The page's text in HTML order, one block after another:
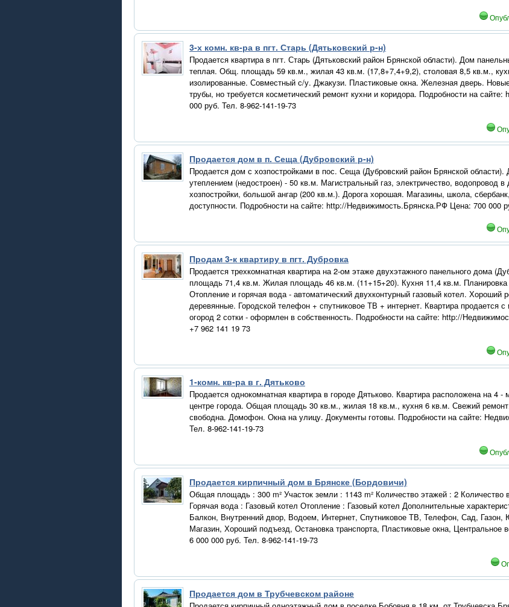
3-х комн. кв-ра в пгт. Старь (Дятьковский р-н)
Продается квартира в пгт. Старь (Дятьковский район Брянской области). Дом
теплая. Общ. площадь 59 кв.м., жилая 43 кв.м. (17,8+7,4+9,2), столовая 8,5 кв.м.,
изолированные. Совместный с/у. Джакузи. Пластиковые окна. Железная дверь.
трубы, но требуется косметический ремонт кухни и коридора. Подробности на
000 руб. Тел. 8-962-141-19-73
Продается дом в п. Сеща (Дубровский р-н)
Продается дом с хозпостройками в пос. Сеща (Дубровский район Брянской
утеплением (недостроен) - 50 кв.м. Магистральный газ, электричество, водопровод в
хозпостройки, большой ангар (200 кв.м.). Дорога хорошая. Магазины, школа,
доступности. Подробности на сайте: http://Недвижимость.Брянска.РФ Цена: 700 000
Продам 3-к квартиру в пгт. Дубровка
Продается трехкомнатная квартира на 2-ом этаже двухэтажного панельного дома
площадь 71,4 кв.м. Жилая площадь 46 кв.м. (11+15+20). Кухня 11,4 кв.м.
Отопление и горячая вода - автоматический двухконтурный газовый котел.
деревянные. Городской телефон + спутниковое ТВ + интернет. Квартира
огород 2 сотки - оформлен в собственность. Подробности на сайте: http://
+7 962 141 19 73
1-комн. кв-ра в г. Дятьково
Продается однокомнатная квартира в городе Дятьково. Квартира расположена на 4 -
центре города. Общая площадь 30 кв.м., жилая 18 кв.м., кухня 6 кв.м. Свежий
свободна. Домофон. Окна на улицу. Документы готовы. Подробности на сайте:
Тел. 8-962-141-19-73
Продается кирпичный дом в Брянске (Бордовичи)
Общая площадь : 300 m² Участок земли : 1143 m² Количество этажей : 2 Количество
Горячая вода : Газовый котел Отопление : Газовый котел Дополнительные
Балкон, Внутренний двор, Водоем, Интернет, Спутниковое ТВ, Телефон, Сад,
Магазин, Хороший подъезд, Остановка транспорта, Пластиковые окна, Центральное
6 000 000 руб. Тел. 8-962-141-19-73
Продается дом в Трубчевском районе